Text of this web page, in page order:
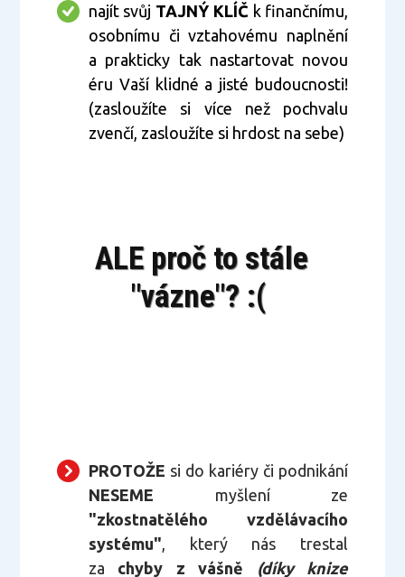
najít svůj TAJNÝ KLÍČ k finančnímu,
osobnímu či vztahovému naplnění
a prakticky tak nastartovat novou
éru Vaší klidné a jisté budoucnosti!
(zasloužíte si více než pochvalu
zvenčí, zasloužíte si hrdost na sebe)
ALE proč to stále
"vázne"? :(
PROTOŽE si do kariéry či podnikání
NESEME myšlení ze
"zkostnatělého vzdělávacího
systému", který nás trestal
za chyby z vášně
(díky knize